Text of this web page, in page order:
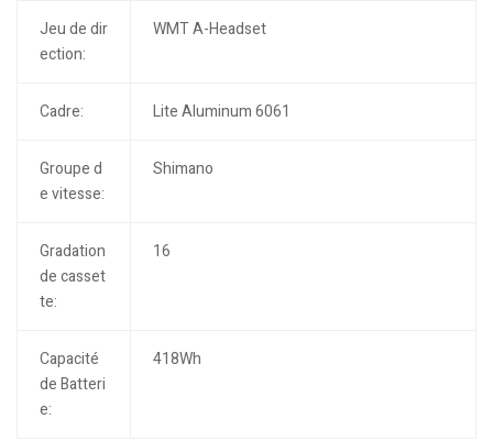
Jeu de dir
ection:
WMT A-Headset
Cadre: Lite Aluminum 6061
Groupe d
e vitesse:
Shimano
Gradation
de casset
te:
16
Capacité
de Batteri
e:
418Wh